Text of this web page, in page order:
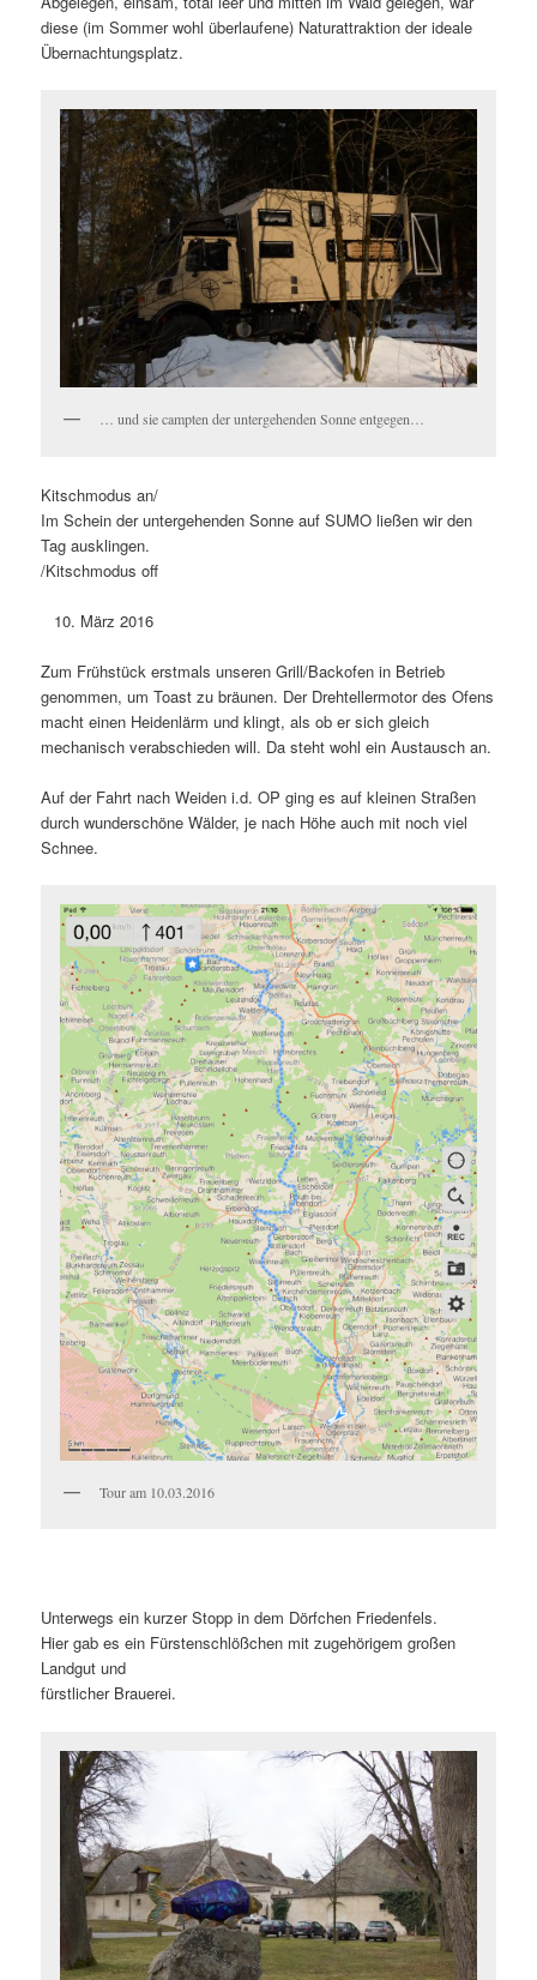
diese (im Sommer wohl überlaufene) Naturattraktion der ideale
Übernachtungsplatz.
… und sie campten der untergehenden Sonne entgegen…
Kitschmodus an/
Im Schein der untergehenden Sonne auf SUMO ließen wir den
Tag ausklingen.
/Kitschmodus off
März 2016
Zum Frühstück erstmals unseren Grill/Backofen in Betrieb
genommen, um Toast zu bräunen. Der Drehtellermotor des Ofens
macht einen Heidenlärm und klingt, als ob er sich gleich
mechanisch verabschieden will. Da steht wohl ein Austausch an.
Auf der Fahrt nach Weiden i.d. OP ging es auf kleinen Straßen
durch wunderschöne Wälder, je nach Höhe auch mit noch viel
Schnee.
Tour am 10.03.2016
Unterwegs ein kurzer Stopp in dem Dörfchen Friedenfels.
Hier gab es ein Fürstenschlößchen mit zugehörigem großen
Landgut und
fürstlicher Brauerei.